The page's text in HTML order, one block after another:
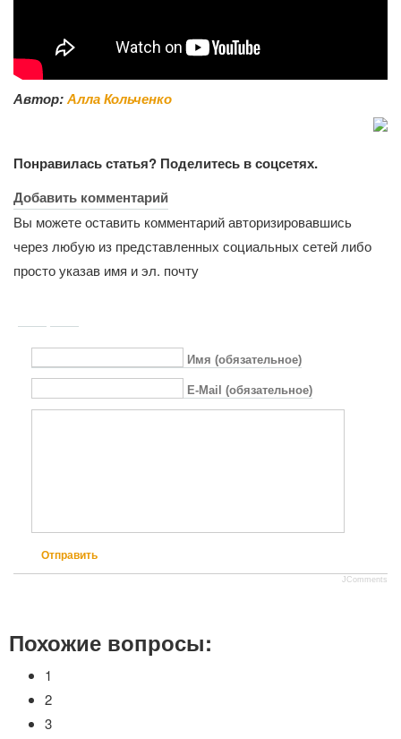
Автор:Алла Кольченко
Понравилась статья? Поделитесь в соцсетях.
Добавить комментарий
Вы можете оставить комментарий авторизировавшись
через любую из представленных социальных сетей либо
просто указав имя и эл. почту
Имя (обязательное)
E-Mail (обязательное)
Отправить
JComments
Похожие вопросы:
1
2
3